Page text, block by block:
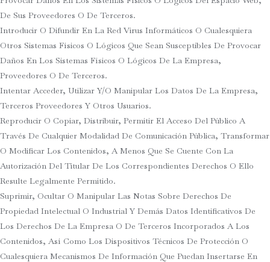
De Sus Proveedores O De Terceros.
Introducir O Difundir En La Red Virus Informáticos O Cualesquiera
Otros Sistemas Físicos O Lógicos Que Sean Susceptibles De Provocar
Daños En Los Sistemas Físicos O Lógicos De La Empresa,
Proveedores O De Terceros.
Intentar Acceder, Utilizar Y/o Manipular Los Datos De La Empresa,
Terceros Proveedores Y Otros Usuarios.
Reproducir O Copiar, Distribuir, Permitir El Acceso Del Público A
Través De Cualquier Modalidad De Comunicación Pública, Transformar
O Modificar Los Contenidos, A Menos Que Se Cuente Con La
Autorización Del Titular De Los Correspondientes Derechos O Ello
Resulte Legalmente Permitido.
Suprimir, Ocultar O Manipular Las Notas Sobre Derechos De
Propiedad Intelectual O Industrial Y Demás Datos Identificativos De
Los Derechos De La Empresa O De Terceros Incorporados A Los
Contenidos, Así Como Los Dispositivos Técnicos De Protección O
Cualesquiera Mecanismos De Información Que Puedan Insertarse En